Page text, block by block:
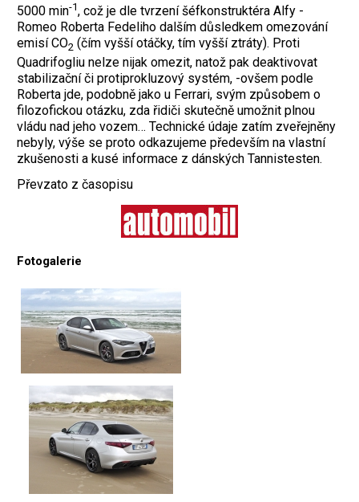
5000 min-1, což je dle tvrzení šéfkonstruktéra Alfy -
Romeo Roberta Fedeliho dalším důsledkem omezování
emisí CO2 (čím vyšší otáčky, tím vyšší ztráty). Proti
Quadrifogliu nelze nijak omezit, natož pak deaktivovat
stabilizační či protiprokluzový systém, -ovšem podle
Roberta jde, podobně jako u Ferrari, svým způsobem o
filozofickou otázku, zda řidiči skutečně umožnit plnou
vládu nad jeho vozem… Technické údaje zatím zveřejněny
nebyly, výše se proto odkazujeme především na vlastní
zkušenosti a kusé informace z dánských Tannistesten.
Převzato z časopisu
Fotogalerie